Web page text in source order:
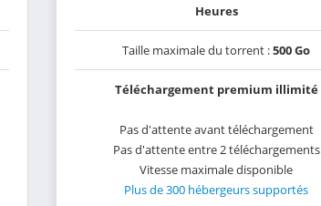
Heures
Taille maximale du torrent :500 Go
Téléchargement premium illimité
Pas d'attente avant téléchargement
Pas d'attente entre 2 téléchargements
Vitesse maximale disponible
Plus de 300 hébergeurs supportés